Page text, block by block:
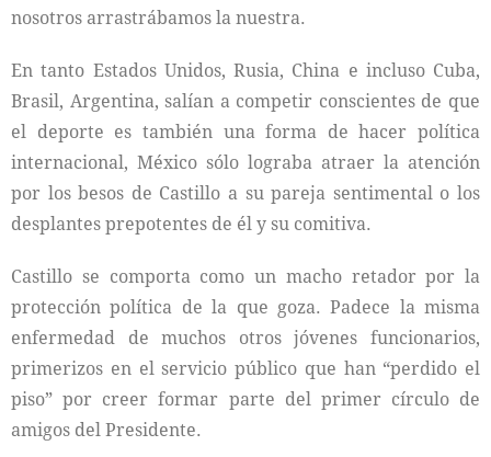
nosotros arrastrábamos la nuestra.
En tanto Estados Unidos, Rusia, China e incluso Cuba,
Brasil, Argentina, salían a competir conscientes de que
el deporte es también una forma de hacer política
internacional, México sólo lograba atraer la atención
por los besos de Castillo a su pareja sentimental o los
desplantes prepotentes de él y su comitiva.
Castillo se comporta como un macho retador por la
protección política de la que goza. Padece la misma
enfermedad de muchos otros jóvenes funcionarios,
primerizos en el servicio público que han “perdido el
piso” por creer formar parte del primer círculo de
amigos del Presidente.